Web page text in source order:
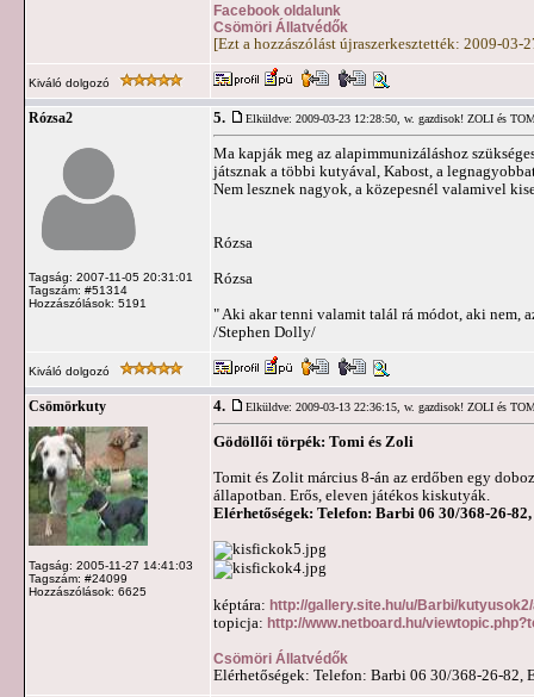
Facebook oldalunk
Csömöri Állatvédők
[Ezt a hozzászólást újraszerkesztették: 2009-03-
Kiváló dolgozó
Rózsa2
Tagság: 2007-11-05 20:31:01
Tagszám: #51314
Hozzászólások: 5191
5. Elküldve: 2009-03-23 12:28:50, w. gazdisok! ZOLI és
Ma kapják meg az alapimmunizáláshoz
játsznak a többi kutyával, Kabost, a
Nem lesznek nagyok, a közepesnél valamivel
Rózsa
Rózsa
" Aki akar tenni valamit talál rá módot, aki nem,
/Stephen Dolly/
Kiváló dolgozó
Csömörkuty
Tagság: 2005-11-27 14:41:03
Tagszám: #24099
Hozzászólások: 6625
4. Elküldve: 2009-03-13 22:36:15, w. gazdisok! ZOLI és
Gödöllői törpék: Tomi és Zoli
Tomit és Zolit március 8-án az erdőben egy
állapotban. Erős, eleven játékos kiskutyák.
Elérhetőségek: Telefon: Barbi 06 30/368-26-
képtára: http://gallery.site.hu/u/Barbi/
topicja: http://www.netboard.hu/
Csömöri Állatvédők
Elérhetőségek: Telefon: Barbi 06 30/368-26-82,